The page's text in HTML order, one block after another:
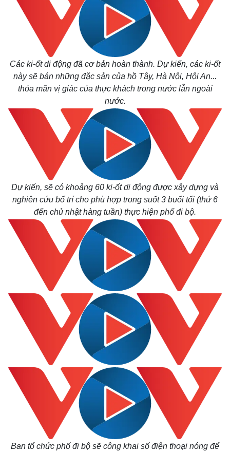
Kinh tế
Bất động sản
Khởi nghiệp
Thị trường
Giá vàng
Tiêu dùng
Tỷ giá
Các ki-ốt di động đã cơ bản hoàn thành. Dự kiến, các ki-ốt
này sẽ bán những đặc sản của hồ Tây, Hà Nội, Hội An...
thỏa mãn vị giác của thực khách trong nước lẫn ngoài
nước.
Dự kiến, sẽ có khoảng 60 ki-ốt di động được xây dựng và
nghiên cứu bố trí cho phù hợp trong suốt 3 buổi tối (thứ 6
đến chủ nhật hàng tuần) thực hiện phố đi bộ.
Ban tổ chức phố đi bộ sẽ công khai số điện thoại nóng để